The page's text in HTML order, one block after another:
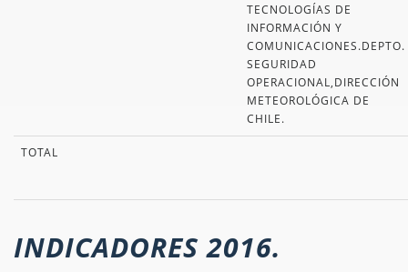
TECNOLOGÍAS DE
INFORMACIÓN Y
COMUNICACIONES.DEPTO.
SEGURIDAD
OPERACIONAL,DIRECCIÓN
METEOROLÓGICA DE
CHILE.
TOTAL
INDICADORES 2016.